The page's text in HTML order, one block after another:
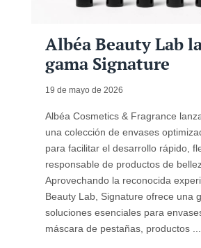
Albéa Beauty Lab
gama Signature
19 de mayo de 2026
Albéa Cosmetics & Fragrance
una colección de envases
para facilitar el desarrollo rápido,
responsable de productos de
Aprovechando la reconocida
Beauty Lab, Signature ofrece una
soluciones esenciales para
máscara de pestañas, productos ...